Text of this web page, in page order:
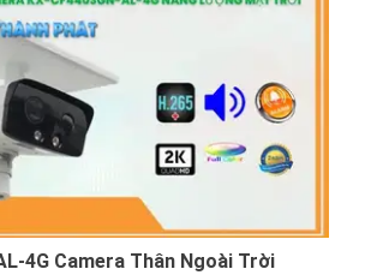
4G Camera Thân Ngoài Trời